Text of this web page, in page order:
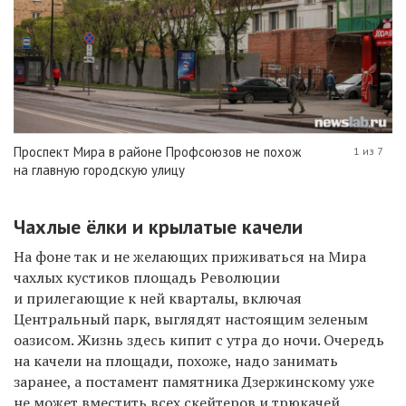
Проспект Мира в районе Профсоюзов не похож
на главную городскую улицу
1 из 7
Чахлые ёлки и крылатые качели
На фоне так и не желающих приживаться на Мира
чахлых кустиков площадь Революции
и прилегающие к ней кварталы, включая
Центральный парк, выглядят настоящим зеленым
оазисом. Жизнь здесь кипит с утра до ночи. Очередь
на качели на площади, похоже, надо занимать
заранее, а постамент памятника Дзержинскому уже